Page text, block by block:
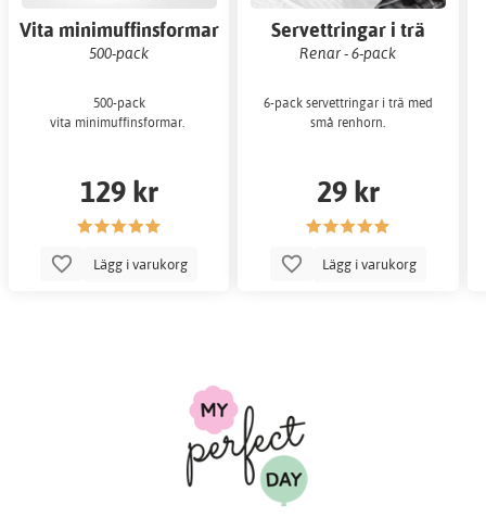
Vita minimuffinsformar
500-pack
500-pack
vita minimuffinsformar.
129 kr
Lägg i varukorg
Servettringar i trä
Renar - 6-pack
6-pack servettringar i trä med
små renhorn.
29 kr
Lägg i varukorg